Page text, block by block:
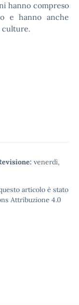
hanno compreso
e hanno anche
culture.
venerdì,
articolo è stato
Attribuzione 4.0